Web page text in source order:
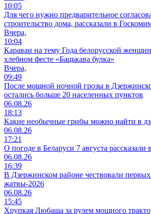
10:05
Для чего нужно предварительное
строительство дома, рассказали в
Вчера,
10:04
Караваи на тему Года белорусской
хлебном фесте «Бацькава булка»
Вчера,
09:49
После мощной ночной грозы в
остались больше 20 населенных пунктов
06.08.26
18:13
Какие необычные грибы можно найти в
06.08.26
17:21
О погоде в Беларуси 7 августа рассказали
06.08.26
16:39
В Дзержинском районе чествовали
жатвы-2026
06.08.26
15:45
Хрупкая Любаша за рулем мощного